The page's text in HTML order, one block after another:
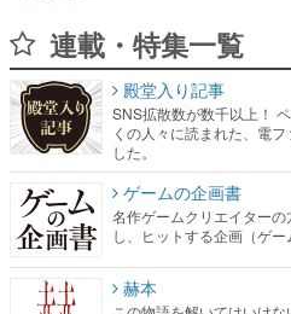
連載・特集一覧
殿堂入り記事
SNS拡散数が数千以上！
くの人々に読まれた、電
した。
ゲームの企画書
名作ゲームクリエイター
し、ヒットする企画（ゲー
赫本